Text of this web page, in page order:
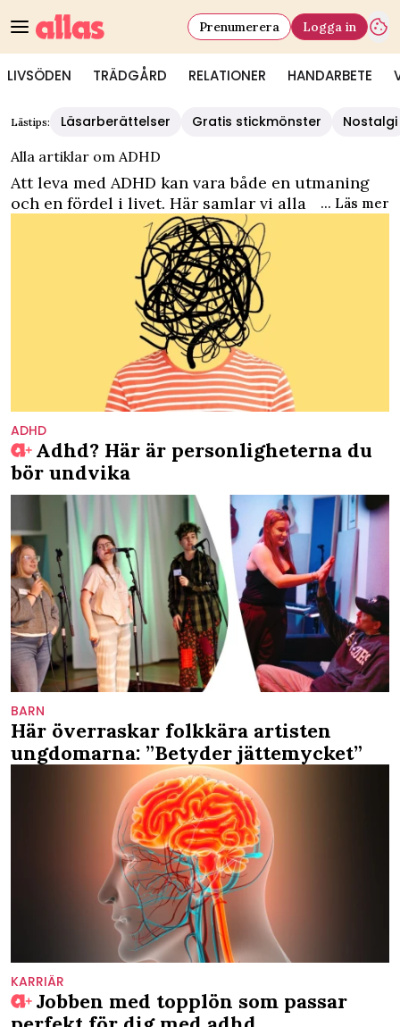
LIVSÖDEN TRÄDGÅRD RELATIONER HANDARBETE
Prenumerera Logga in
Lästips: Läsarberättelser Gratis stickmönster
Nostalgi
Alla artiklar om ADHD
Att leva med ADHD kan vara både en utmaning
och en fördel i livet. Här samlar vi alla artiklar
för de med diagnostiserad ADHD till
... Läs mer
ADHD
Adhd? Här är personligheterna du
bör undvika
BARN
Här överraskar folkkära artisten
ungdomarna: ”Betyder jättemycket”
KARRIÄR
Jobben med topplön som passar